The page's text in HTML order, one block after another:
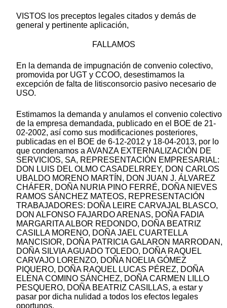
VISTOS los preceptos legales citados y demás de
general y pertinente aplicación,
FALLAMOS
En la demanda de impugnación de convenio colectivo,
promovida por UGT y CCOO, desestimamos la
excepción de falta de litisconsorcio pasivo necesario de
USO.
Estimamos la demanda y anulamos el convenio colectivo
de la empresa demandada, publicado en el BOE de 21-
02-2002, así como sus modificaciones posteriores,
publicadas en el BOE de 6-12-2012 y 18-04-2013, por lo
que condenamos a AVANZA EXTERNALIZACIÓN DE
SERVICIOS, SA, REPRESENTACIÓN EMPRESARIAL:
DON LUIS DEL OLMO CASADELRREY, DON CARLOS
UBALDO MORENO MARTÍN, DON JUAN J. ÁLVAREZ
CHÁFER, DOÑA NURIA PINO FERRÉ, DOÑA NIEVES
RAMOS SÁNCHEZ MATEOS, REPRESENTACIÓN
TRABAJADORES: DOÑA LEIRE CARVAJAL BLASCO,
DON ALFONSO FAJARDO ARENAS, DOÑA FADIA
MARGARITA ALBOR REDONDO, DOÑA BEATRIZ
CASILLA MORENO, DOÑA JAEL CUARTELLA
MANCISIOR, DOÑA PATRICIA GALARON MARRODAN,
DOÑA SILVIA AGUADO TOLEDO, DOÑA RAQUEL
CARVAJO LORENZO, DOÑA NOELIA GÓMEZ
PIQUERO, DOÑA RAQUEL LUCAS PÉREZ, DOÑA
ELENA COMINO SÁNCHEZ, DOÑA CARMEN LILLO
PESQUERO, DOÑA BEATRIZ CASILLAS, a estar y
pasar por dicha nulidad a todos los efectos legales
oportunos.